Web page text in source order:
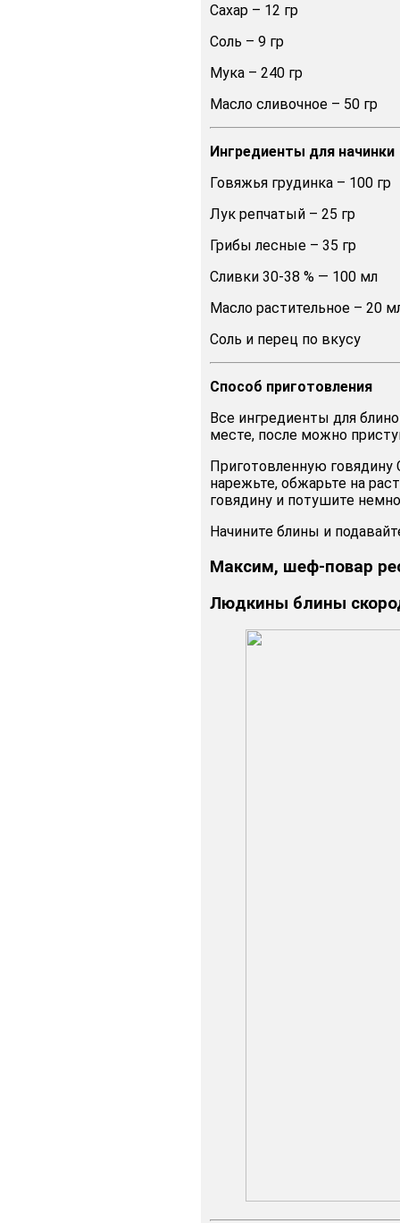
Сахар – 12 гр
Соль – 9 гр
Мука – 240 гр
Масло сливочное – 50 гр
Ингредиенты для начинки
Говяжья грудинка – 100 гр
Лук репчатый – 25 гр
Грибы лесные – 35 гр
Сливки 30-38 % — 100 мл
Масло растительное – 20
Соль и перец по вкусу
Способ приготовления
Все ингредиенты для
месте, после можно
Приготовленную
нарежьте, обжарьте на
говядину и потушите
Начините блины и
Максим, шеф-повар
Людкины блины